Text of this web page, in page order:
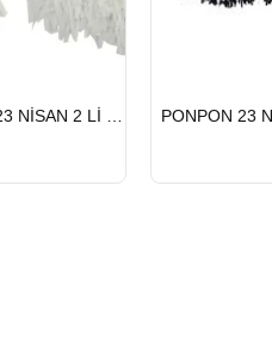
PONPON 23 NİSAN 2 Lİ BEYAZ
HIZLI
GÖNDERİ